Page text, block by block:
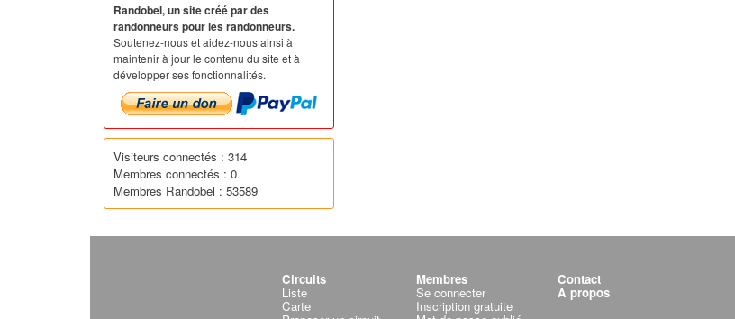
Randobel, un site créé par des
randonneurs pour les randonneurs.
Soutenez-nous et aidez-nous ainsi à
maintenir à jour le contenu du site et à
développer ses fonctionnalités.
Visiteurs connectés : 314
Membres connectés : 0
Membres Randobel : 53589
Circuits
Liste
Carte
Membres
Se connecter
Inscription gratuite
Contact
A propos